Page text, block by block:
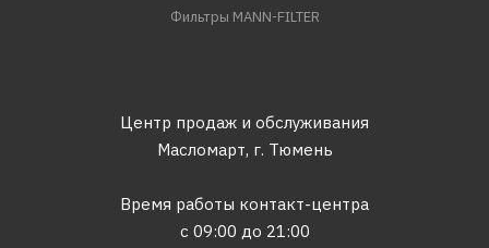
Фильтры MANN-FILTER
Центр продаж и обслуживания
Масломарт, г. Тюмень
Время работы контакт-центра
с 09:00 до 21:00